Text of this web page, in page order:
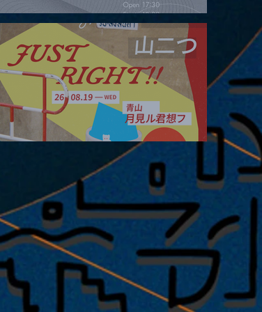
2026.08.16 |【観覧】夜）four dots vol.2
2026.08.19 |【観覧】JUST RIGHT!! vol.27